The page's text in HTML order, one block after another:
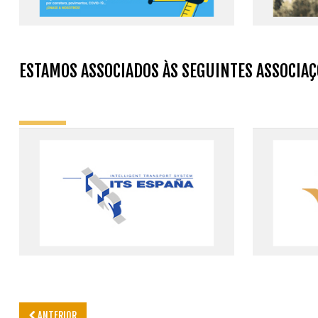
ESTAMOS ASSOCIADOS ÀS SEGUINTES
ANTERIOR